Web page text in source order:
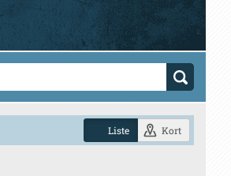
Liste Kort